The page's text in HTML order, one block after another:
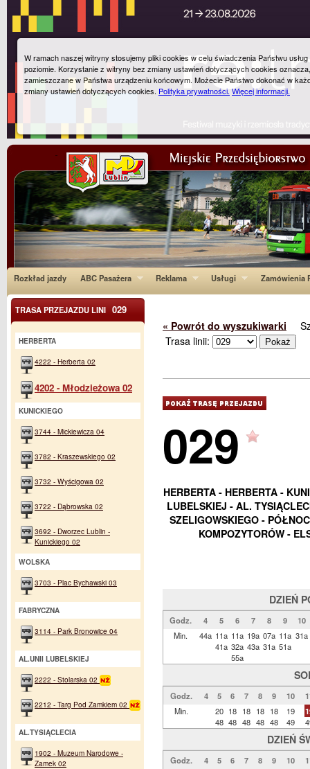
Rozkład jazdy ABC Pasażera Reklama Usługi Zamówienia
« Powrót do wyszukiwarki
Trasa linii:
029
HERBERTA - HERBERTA -
LUBELSKIEJ - AL.
SZELIGOWSKIEGO -
KOMPOZYTORÓW -
DZIEŃ
Godz. 4 5 6 7 8 9
10
Min.
44a 11a
41a
11a
32a
55a
19a
43a
07a
31a
11a
51a
31a
Godz. 4 5 6 7 8 9 10
Min.
20
48
18
48
18
48
18
48
18
48
19
49
DZIEŃ
Godz. 4 5 6 7 8 9 10
TRASA PRZEJAZDU LINI 029
HERBERTA
4222 - Herberta 02
4202 - Młodzieżowa 02
KUNICKIEGO
3744 - Mickiewicza 04
3782 - Kraszewskiego 02
3732 - Wyścigowa 02
3722 - Dąbrowska 02
3692 - Dworzec Lublin -
Kunickiego 02
WOLSKA
3703 - Plac Bychawski 03
FABRYCZNA
3114 - Park Bronowice 04
AL.UNII LUBELSKIEJ
2222 - Stolarska 02
2212 - Targ Pod Zamkiem 02
AL.TYSIĄCLECIA
1902 - Muzeum Narodowe -
Zamek 02
W ramach naszej witryny stosujemy pliki cookies w celu świadczenia Państwu
poziomie. Korzystanie z witryny bez zmiany ustawień dotyczących cookies
zamieszczane w Państwa urządzeniu końcowym. Możecie Państwo dokonać w
zmiany ustawień dotyczących cookies. Polityka prywatności.Więcej informacji.